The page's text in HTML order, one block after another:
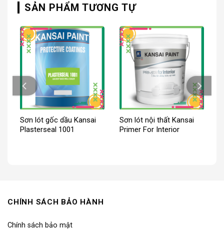
SẢN PHẨM TƯƠNG TỰ
Sơn lót gốc dầu Kansai
Plasterseal 1001
Sơn lót nội thất Kansai
Primer For Interior
CHÍNH SÁCH BẢO HÀNH
Chính sách bảo mật